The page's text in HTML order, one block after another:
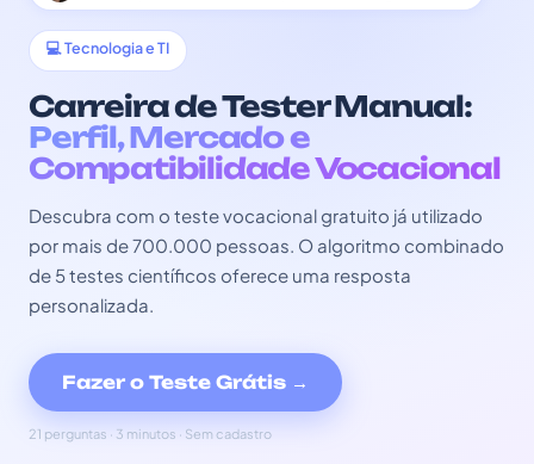
💻 Tecnologia e TI
Carreira de Tester Manual:
Perfil, Mercado e
Compatibilidade Vocacional
Descubra com o teste vocacional gratuito já utilizado
por mais de 700.000 pessoas. O algoritmo combinado
de 5 testes científicos oferece uma resposta
personalizada.
Fazer o Teste Grátis →
21 perguntas · 3 minutos · Sem cadastro